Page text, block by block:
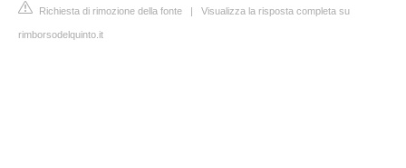
Richiesta di rimozione della fonte | Visualizza la risposta completa su
rimborsodelquinto.it